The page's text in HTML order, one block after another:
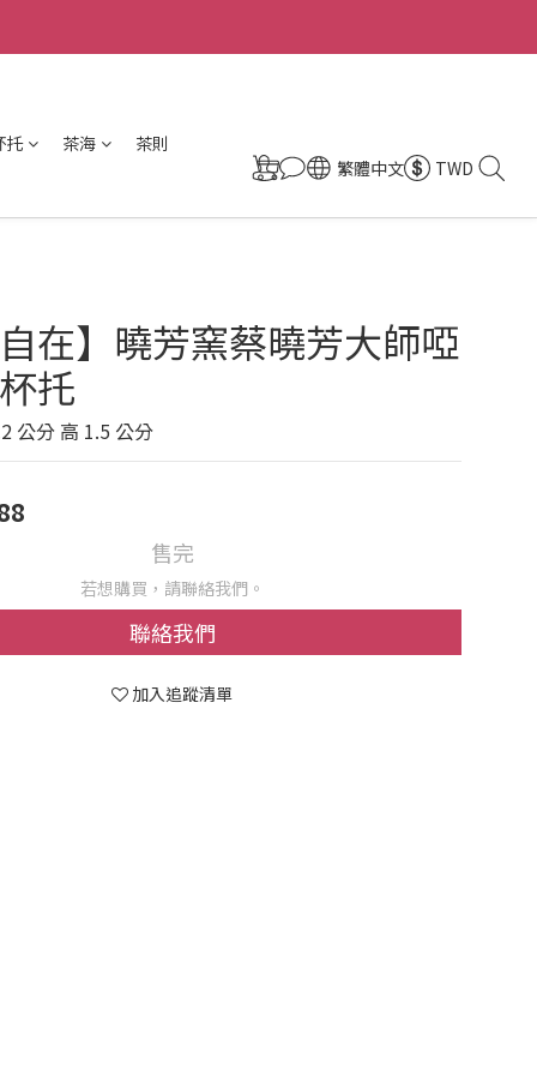
托 茶海
茶則
繁體中文
TWD
在】曉芳窯蔡曉芳大師啞
托
公分 高 1.5 公分
售完
若想購買，請聯絡我們。
聯絡我們
加入追蹤清單